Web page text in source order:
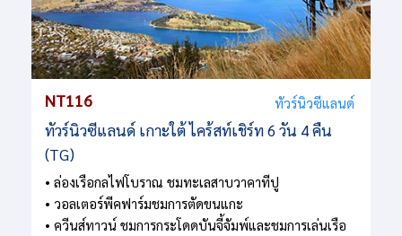
NT116 ทัวร์นิวซีแลนด์
ทัวร์นิวซีแลนด์ เกาะใต้ ไคร้สท์เชิร์ท 6 วัน 4 คืน
(TG)
• ล่องเรือกลไฟโบราณ ชมทะเลสาบวาคาทีปู
• วอลเตอร์พีคฟาร์มชมการตัดขนแกะ
• ควีนส์ทาวน์ ชมการกระโดดบันจี้จัมพ์และชมการเล่นเรือ